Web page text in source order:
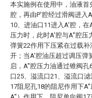
本实施例在使用中，油液首
腔，再由P′腔经过滑阀进
10、进油口11进入A′腔，
压力时，此时A′腔与A′′腔
弹簧22作用下压紧在过载补
开；当A′腔油压超过调压
启，A′′腔压力油通过锥阀
口25、溢流口21、溢流口
17阻尼孔18的阻尼作用下